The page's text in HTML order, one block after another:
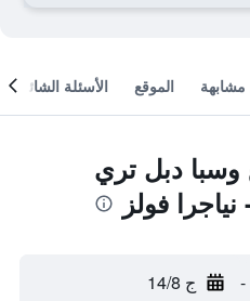
مشابهة الموقع الأسئلة الشائعة
دبل تري
فولز
- ج 14/8